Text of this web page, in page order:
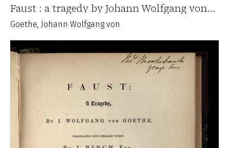
Faust : a tragedy by Johann Wolfgang von…
Goethe, Johann Wolfgang von